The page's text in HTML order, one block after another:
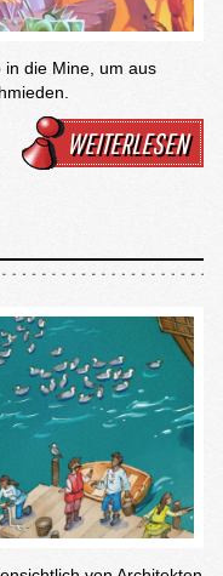
in die Mine, um aus
WEITERLESEN